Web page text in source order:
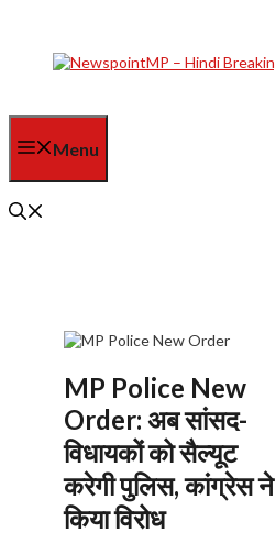
content
Menu
MP Police New
Order: अब सांसद-
विधायकों को सैल्यूट
करेगी पुलिस, कांग्रेस ने
किया विरोध